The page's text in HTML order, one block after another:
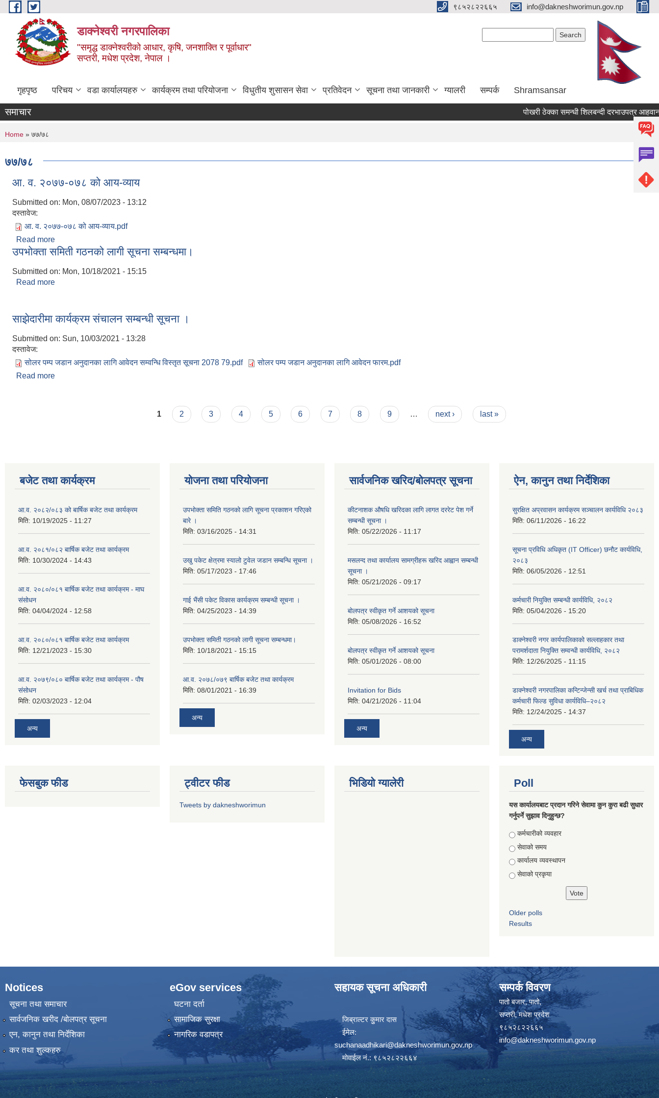
Skip to main content ९८५२८२२६६५ info@dakneshworimun.gov.np
डाक्नेश्वरी नगरपालिका
"समृद्ध डाक्नेश्वरीको आधार, कृषि, जनशाक्ति र पूर्वाधार"
सप्तरी, मधेश प्रदेश, नेपाल ।
गृहपृष्ठ परिचय वडा कार्यालयहरु कार्यक्रम तथा परियोजना विधुतीय शुसासन सेवा प्रतिवेदन सूचना तथा जानकारी ग्यालरी सम्पर्क Shramsansar
समाचार पोखरी ठेक्का समन्धी शिलबन्दी दरभाउपत्र
You are here
Home » ७७/७८
७७/७८
आ. व. २०७७-०७८ को आय-व्याय
Submitted on: Mon, 08/07/2023 - 13:12
दस्तावेज:
आ. व. २०७७-०७८ को आय-व्याय.pdf
Read more
उपभोक्ता समिती गठनको लागी सूचना सम्बन्धमा।
Submitted on: Mon, 10/18/2021 - 15:15
Read more
साझेदारीमा कार्यक्रम संचालन सम्बन्धी सूचना ।
Submitted on: Sun, 10/03/2021 - 13:28
दस्तावेज:
सोलर पम्प जडान अनुदानका लागि आवेदन सम्वन्धि विस्तृत सूचना 2078 79.pdf
सोलर पम्प जडान अनुदानका लागि आवेदन फारम.pdf
Read more
1 2 3 4 5 6 7 8 9 … next › last »
बजेट तथा कार्यक्रम
आ.व. २०८२/०८३ को बार्षिक बजेट तथा कार्यक्रम
मिति: 10/19/2025 - 11:27
आ.व. २०८१/०८२ बार्षिक बजेट तथा कार्यक्रम
मिति: 10/30/2024 - 14:43
आ.व. २०८०/०८१ बार्षिक बजेट तथा कार्यक्रम - माघ
संसोधन
मिति: 04/04/2024 - 12:58
आ.व. २०८०/०८१ बार्षिक बजेट तथा कार्यक्रम
मिति: 12/21/2023 - 15:30
आ.व. २०७९/०८० बार्षिक बजेट तथा कार्यक्रम - पौष
संसोधन
मिति: 02/03/2023 - 12:04
अन्य
योजना तथा परियोजना
उपभोक्ता समिति गठनको लागि सूचना प्रकाशन गरिएको
बारे ।
मिति: 03/16/2025 - 14:31
उखु पकेट क्षेत्रमा स्यालो टुवेल जडान सम्बन्धि सूचना ।
मिति: 05/17/2023 - 17:46
गाई भैंसी पकेट विकास कार्यक्रम सम्बन्धी सूचना ।
मिति: 04/25/2023 - 14:39
उपभोक्ता समिती गठनको लागी सूचना सम्बन्धमा।
मिति: 10/18/2021 - 15:15
आ.व. २०७८/०७९ बार्षिक बजेट तथा कार्यक्रम
मिति: 08/01/2021 - 16:39
अन्य
सार्वजनिक खरिद/बोलपत्र सूचना
कीटनाशक औषधि खरिदका लागि लागत दररेट पेश गर्ने
सम्बन्धी सूचना ।
मिति: 05/22/2026 - 11:17
मसलन्द तथा कार्यालय सामग्रीहरू खरिद आह्वान सम्बन्धी
सूचना ।
मिति: 05/21/2026 - 09:17
बोलपत्र स्वीकृत गर्ने आशयको सूचना
मिति: 05/08/2026 - 16:52
बोलपत्र स्वीकृत गर्ने आशयको सूचना
मिति: 05/01/2026 - 08:00
Invitation for Bids
मिति: 04/21/2026 - 11:04
अन्य
ऐन, कानुन तथा निर्देशिका
सुरक्षित अप्रवासन कार्यक्रम सञ्चालन कार्यविधि २०८३
मिति: 06/11/2026 - 16:22
सूचना प्रविधि अधिकृत (IT Officer) छनौट कार्यविधि,
२०८३
मिति: 06/05/2026 - 12:51
कर्मचारी नियुक्ति सम्बन्धी कार्यविधि, २०८२
मिति: 05/04/2026 - 15:20
डाक्नेश्वरी नगर कार्यपालिकाको सल्लाहकार तथा
परामर्शदाता नियुक्ति सम्वन्धी कार्यविधि, २०८२
मिति: 12/26/2025 - 11:15
डाक्नेश्वरी नगरपालिका कन्टिन्जेन्सी खर्च तथा प्राबिधिक
कर्मचारी फिल्ड सुविधा कार्यविधि–२०८२
मिति: 12/24/2025 - 14:37
अन्य
फेसबुक फीड ट्वीटर फीड
Tweets by dakneshworimun
भिडियाे ग्यालेरी Poll
यस कार्यालयबाट प्रदान गरिने सेवामा कुन कुरा बढी सुधार
गर्नुपर्ने सुझाव दिनुहुन्छ?
Choices
कर्मचारीको व्यवहार
सेवाको समय
कार्यालय व्यवस्थापन
सेवाको प्रकृया
Older polls
Results
Notices
सूचना तथा समाचार
सार्वजनिक खरीद /बोलपत्र सूचना
एन, कानुन तथा निर्देशिका
कर तथा शुल्कहरु
eGov services
घटना दर्ता
सामाजिक सुरक्षा
नागरिक वडापत्र
सहायक सूचना अधिकारी
जिब्राल्टर कुुमार दास
ईमेल:
suchanaadhikari@dakneshworimun.gov.np
मोवाईल नं.: ९८५२८२२६६४
सम्पर्क विवरण
पातो बजार, पातो,
सप्तरी, मधेश प्रदेश
९८५२८२२६६५
info@dakneshworimun.gov.np